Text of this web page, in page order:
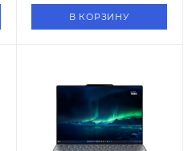
860M/Win11)
В КОРЗИНУ